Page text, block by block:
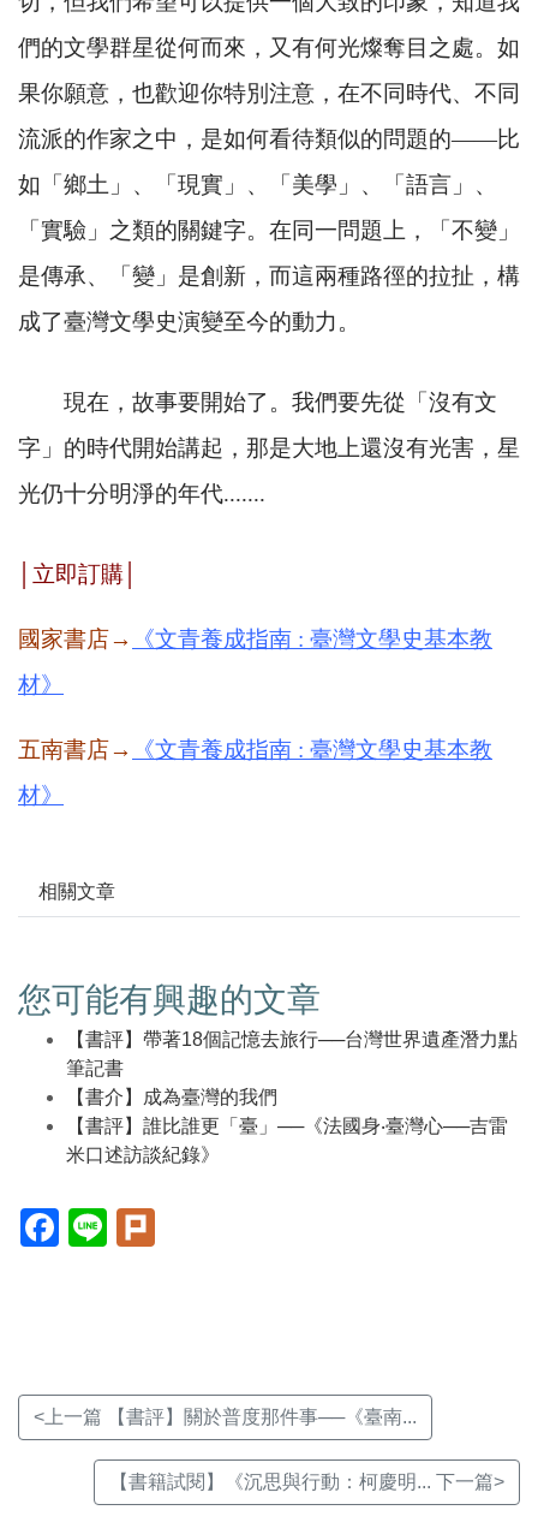
們的文學群星從何而來，又有何光燦奪目之處。如
果你願意，也歡迎你特別注意，在不同時代、不同
流派的作家之中，是如何看待類似的問題的——比
如「鄉土」、「現實」、「美學」、「語言」、
「實驗」之類的關鍵字。在同一問題上，「不變」
是傳承、「變」是創新，而這兩種路徑的拉扯，構
成了臺灣文學史演變至今的動力。
現在，故事要開始了。我們要先從「沒有文
字」的時代開始講起，那是大地上還沒有光害，星
光仍十分明淨的年代.......
立即訂購
國家書店→
《文青養成指南 : 臺灣文學史基本教
材》
五南書店→
《文青養成指南 : 臺灣文學史基本教
材》
相關文章
您可能有興趣的文章
【書評】帶著18個記憶去旅行──台灣世界遺產潛力點
筆記書
【書介】成為臺灣的我們
【書評】誰比誰更「臺」──《法國身‧臺灣心──吉雷
米口述訪談紀錄》
Facebook(另
開
Line(另
開
<上一篇 【書評】關於普度那件事──《臺南...
【書籍試閱】《沉思與行動：柯慶明... 下一篇>